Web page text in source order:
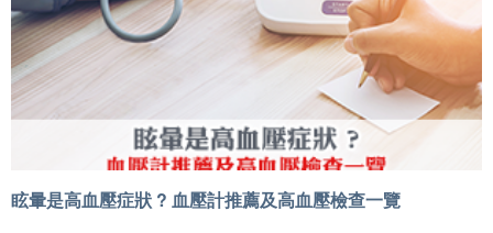
眩暈是高血壓症狀 ? 血壓計推薦及高血壓檢查一覽